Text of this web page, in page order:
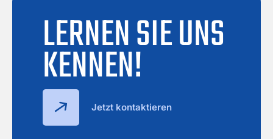
LERNEN SIE UNS
KENNEN!
Jetzt kontaktieren